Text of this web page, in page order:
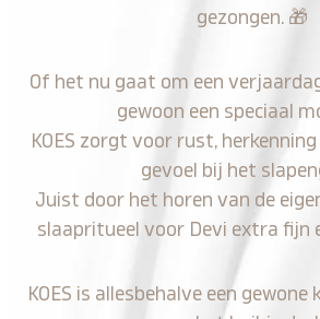
gezongen. 🎁
Of het nu gaat om een
gewoon een speciaal
KOES zorgt voor rust,
gevoel bij het
Juist door het horen van de
slaapritueel voor Devi extra fijn
KOES is allesbehalve een